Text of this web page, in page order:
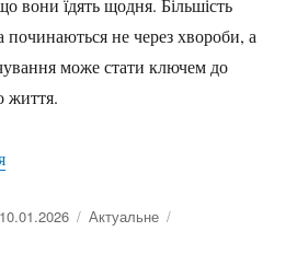
вони їдять щодня. Більшість
починаються не через хвороби, а
може стати ключем до
життя.
“Раціон активного життя”
Оприлюднено
10.01.2026 Категорії
Актуальне